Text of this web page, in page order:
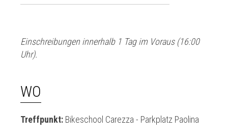
Einschreibungen innerhalb 1 Tag im Voraus (16:00
Uhr).
WO
Treffpunkt: Bikeschool Carezza - Parkplatz Paolina